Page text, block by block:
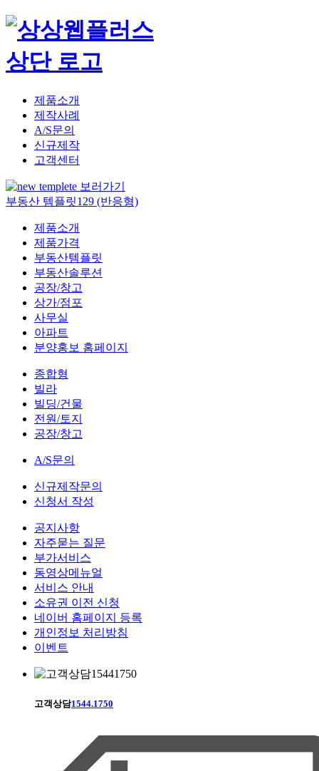
제품소개
제작사례
A/S문의
신규제작
고객센터
부동산 템플릿129 (반응형)
제품소개
제품가격
부동산템플릿
부동산솔루션
공장/창고
상가/점포
사무실
아파트
분양홍보 홈페이지
종합형
빌라
빌딩/건물
전원/토지
공장/창고
A/S문의
신규제작문의
신청서 작성
공지사항
자주묻는 질문
부가서비스
동영상메뉴얼
서비스 안내
소유권 이전 신청
네이버 홈페이지 등록
개인정보 처리방침
이벤트
고객상담1544.1750